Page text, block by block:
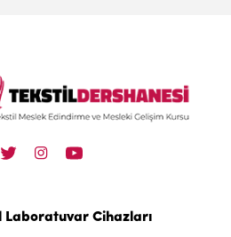
Laboratuvar Cihazları